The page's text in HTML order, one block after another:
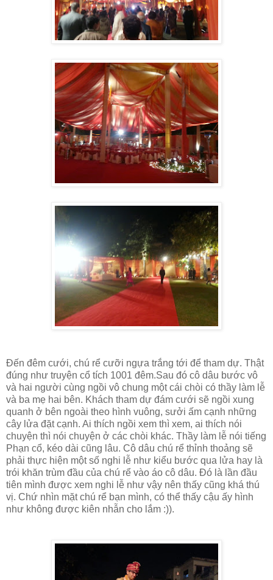
Đến đêm cưới, chú rể cưỡi ngựa trắng tới để tham dự. Thật
đúng như truyện cổ tích 1001 đêm.Sau đó cô dâu bước vô
và hai người cùng ngồi vô chung một cái chòi có thầy làm lễ
và ba mẹ hai bên. Khách tham dự đám cưới sẽ ngồi xung
quanh ở bên ngoài theo hình vuông, sưởi ấm cạnh những
cây lửa đặt cạnh. Ai thích ngồi xem thì xem, ai thích nói
chuyện thì nói chuyện ở các chòi khác. Thầy làm lễ nói tiếng
Phạn cổ, kéo dài cũng lâu. Cô dâu chú rể thỉnh thoảng sẽ
phải thực hiện một số nghi lễ như kiểu bước qua lửa hay là
trói khăn trùm đầu của chú rể vào áo cô dâu. Đó là lần đầu
tiên mình được xem nghi lễ như vậy nên thấy cũng khá thú
vị. Chứ nhìn mặt chú rể bạn mình, có thể thấy cậu ấy hình
như không được kiên nhẫn cho lắm :)).